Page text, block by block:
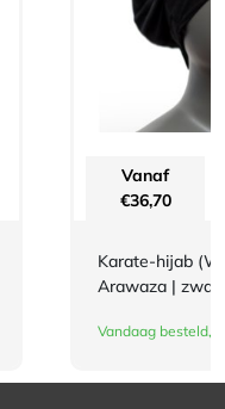
Vanaf
€36,70
Karate-hijab
Arawaza | zwart
Vandaag besteld,